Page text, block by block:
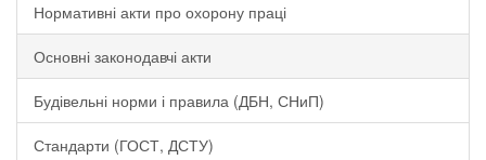
Нормативні акти про охорону праці
Основні законодавчі акти
Будівельні норми і правила (ДБН, СНиП)
Стандарти (ГОСТ, ДСТУ)